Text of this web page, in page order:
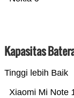
Kapasitas
Tinggi lebih Baik
Xiaomi Mi Note